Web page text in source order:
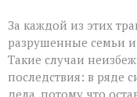
За каждой из этих
разрушенные семьи
Такие случаи
последствия: в ряде